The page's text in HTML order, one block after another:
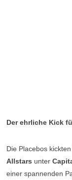
Der ehrliche Kick
Die Placebos
Allstars unter
einer spannenden